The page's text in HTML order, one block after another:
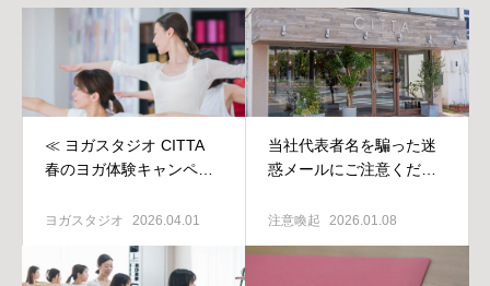
≪ ヨガスタジオ CITTA
春のヨガ体験キャンペー
ヨガスタジオ 2026.04.01
当社代表者名を騙った迷
惑メールにご注意くださ
注意喚起 2026.01.08